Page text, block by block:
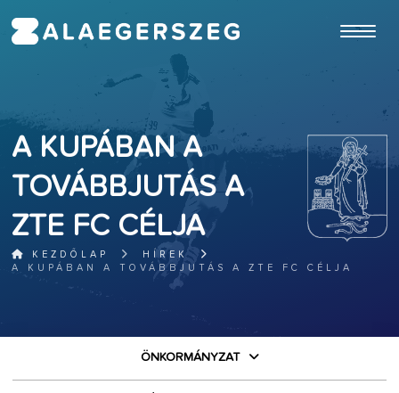
A KUPÁBAN A
TOVÁBBJUTÁS A
ZTE FC CÉLJA
KEZDŐLAP
HÍREK
A KUPÁBAN A TOVÁBBJUTÁS A ZTE FC CÉLJA
ÖNKORMÁNYZAT